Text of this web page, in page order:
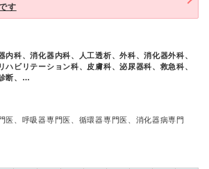
す
内科、消化器内科、人工透析、外科、消化器外科、
ハビリテーション科、皮膚科、泌尿器科、救急科、
断、…
医、呼吸器専門医、循環器専門医、消化器病専門